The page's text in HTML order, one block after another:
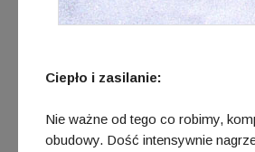
Ciepło i zasilanie:
Nie ważne od tego co robimy,
obudowy. Dość intensywnie